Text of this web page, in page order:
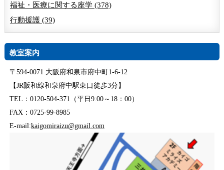
福祉・医療に関する座学 (378)
行動援護 (39)
教室案内
〒594-0071 大阪府和泉市府中町1-6-12
【JR阪和線和泉府中駅東口徒歩3分】
TEL：0120-504-371（平日9:00～18：00）
FAX：0725-99-8985
E-mail:kaigomiraizu@gmail.com